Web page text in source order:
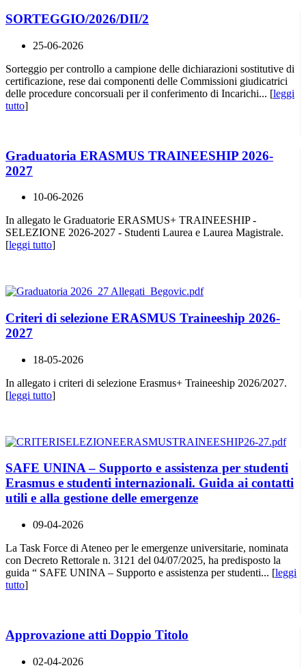
SORTEGGIO/2026/DII/2
25-06-2026
Sorteggio per controllo a campione delle dichiarazioni sostitutive di
certificazione, rese dai componenti delle Commissioni giudicatrici
delle procedure concorsuali per il conferimento di Incarichi... [leggi
tutto]
Graduatoria ERASMUS TRAINEESHIP 2026-
2027
10-06-2026
In allegato le Graduatorie ERASMUS+ TRAINEESHIP -
SELEZIONE 2026-2027 - Studenti Laurea e Laurea Magistrale.
[leggi tutto]
Criteri di selezione ERASMUS Traineeship 2026-
2027
18-05-2026
In allegato i criteri di selezione Erasmus+ Traineeship 2026/2027.
[leggi tutto]
SAFE UNINA – Supporto e assistenza per studenti
Erasmus e studenti internazionali. Guida ai contatti
utili e alla gestione delle emergenze
09-04-2026
La Task Force di Ateneo per le emergenze universitarie, nominata
con Decreto Rettorale n. 3121 del 04/07/2025, ha predisposto la
guida “ SAFE UNINA – Supporto e assistenza per studenti... [leggi
tutto]
Approvazione atti Doppio Titolo
02-04-2026